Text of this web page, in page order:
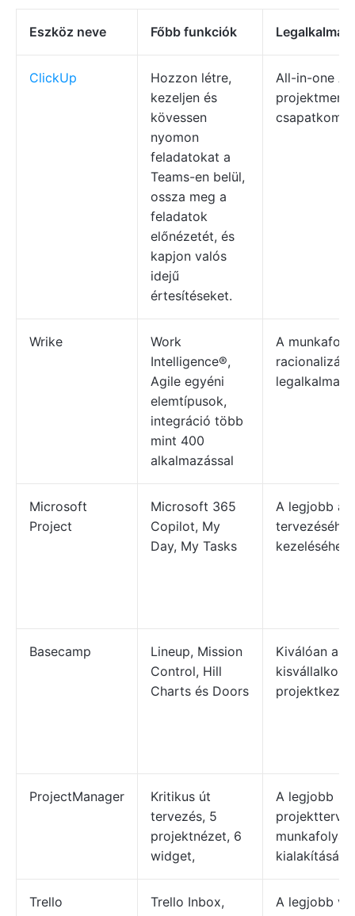
Eszköz neve Főbb funkciók
ClickUp
Hozzon létre,
kezeljen és
kövessen
nyomon
feladatokat a
Teams-en belül,
ossza meg a
feladatok
előnézetét, és
kapjon valós
idejű
értesítéseket.
All-in-one
Wrike
Work
Intelligence®,
Agile egyéni
elemtípusok,
integráció több
mint 400
alkalmazással
A
Microsoft
Project
Microsoft 365
Copilot, My
Day, My Tasks
A legjobb a
kezeléséhez
Basecamp
Lineup, Mission
Control, Hill
Charts és Doors
Kiválóan
ProjectManager
Kritikus út
tervezés, 5
projektnézet, 6
widget,
A legjobb
Trello
Trello Inbox,
A legjobb